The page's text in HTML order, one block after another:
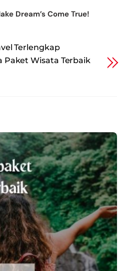
Dream’s Come True!
Terlengkap
Paket Wisata Terbaik